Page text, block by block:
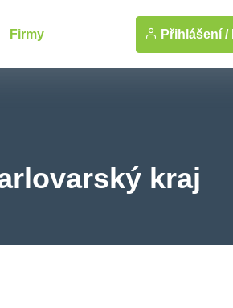
Firmy Přihlášení /
kraj